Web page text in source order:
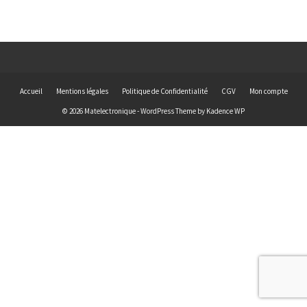
Accueil Mentions légales Politique de Confidentialité CGV Mon compte
© 2026 Matelectronique - WordPress Theme by Kadence WP